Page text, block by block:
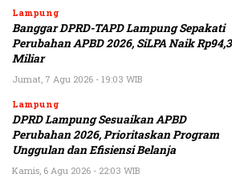
Lampung
Banggar DPRD-TAPD Lampung Sepakati
Perubahan APBD 2026, SiLPA Naik Rp94,3
Miliar
Jumat, 7 Agu 2026 - 19:03 WIB
Lampung
DPRD Lampung Sesuaikan APBD
Perubahan 2026, Prioritaskan Program
Unggulan dan Efisiensi Belanja
Kamis, 6 Agu 2026 - 22:03 WIB